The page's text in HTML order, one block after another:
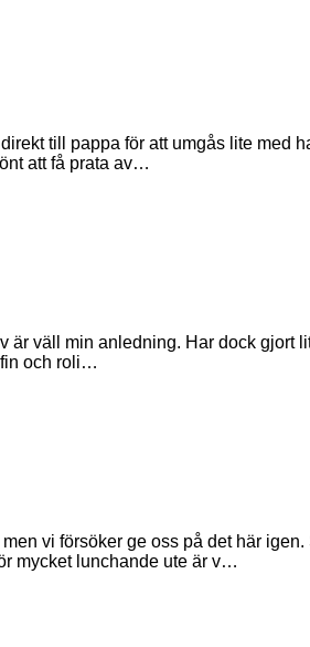
till pappa för att umgås lite med
att få prata av…
är väll min anledning. Har dock gjort
fin och roli…
vi försöker ge oss på det här igen.
mycket lunchande ute är v…